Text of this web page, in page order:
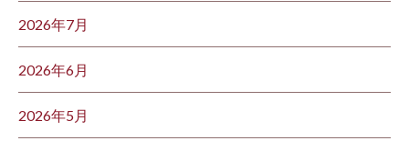
2026年7月
2026年6月
2026年5月